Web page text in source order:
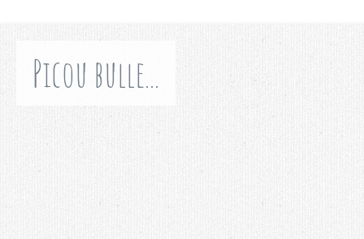
Picou bulle...